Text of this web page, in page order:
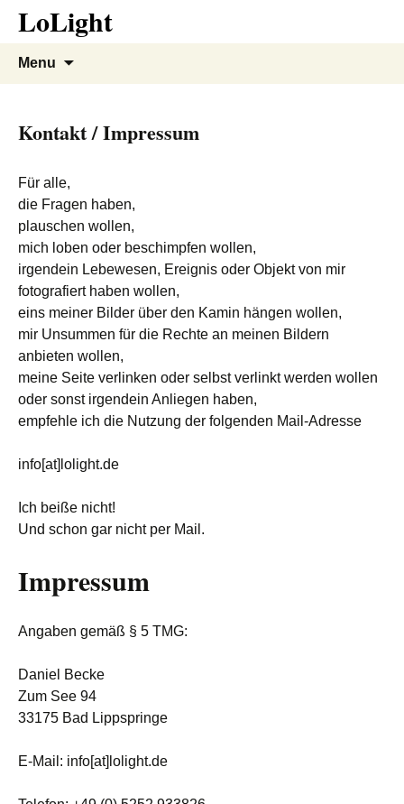
LoLight
Menu
Kontakt / Impressum
Für alle,
die Fragen haben,
plauschen wollen,
mich loben oder beschimpfen wollen,
irgendein Lebewesen, Ereignis oder Objekt von mir
fotografiert haben wollen,
eins meiner Bilder über den Kamin hängen wollen,
mir Unsummen für die Rechte an meinen Bildern
anbieten wollen,
meine Seite verlinken oder selbst verlinkt werden wollen
oder sonst irgendein Anliegen haben,
empfehle ich die Nutzung der folgenden Mail-Adresse
info[at]lolight.de
Ich beiße nicht!
Und schon gar nicht per Mail.
Impressum
Angaben gemäß § 5 TMG:
Daniel Becke
Zum See 94
33175 Bad Lippspringe
E-Mail: info[at]lolight.de